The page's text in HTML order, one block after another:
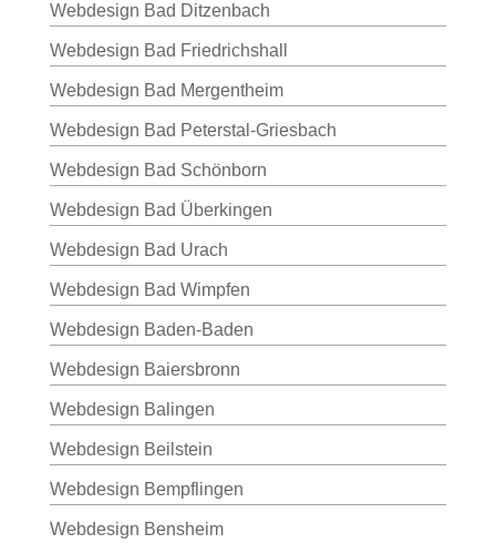
Webdesign Bad Ditzenbach
Webdesign Bad Friedrichshall
Webdesign Bad Mergentheim
Webdesign Bad Peterstal-Griesbach
Webdesign Bad Schönborn
Webdesign Bad Überkingen
Webdesign Bad Urach
Webdesign Bad Wimpfen
Webdesign Baden-Baden
Webdesign Baiersbronn
Webdesign Balingen
Webdesign Beilstein
Webdesign Bempflingen
Webdesign Bensheim